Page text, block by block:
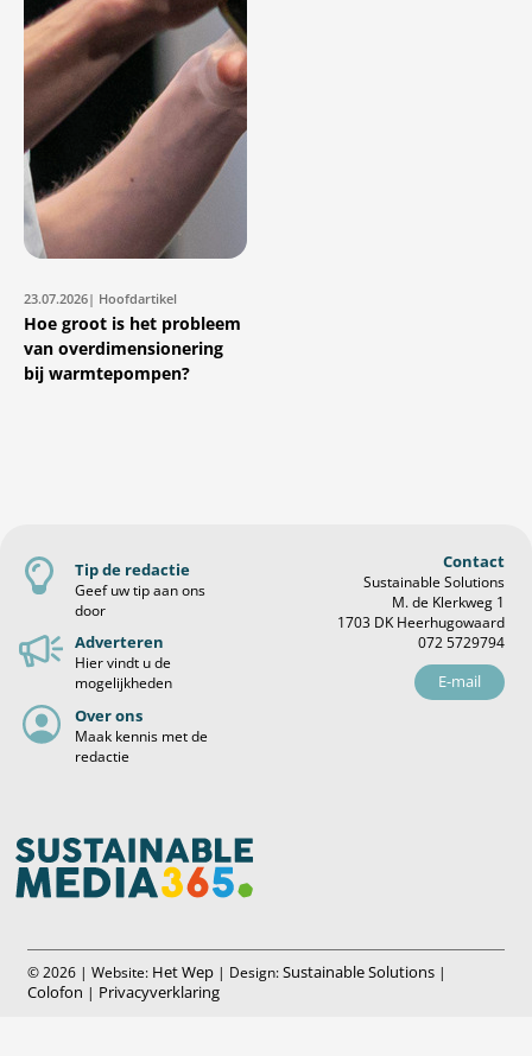
23.07.2026| Hoofdartikel
Hoe groot is het probleem
van overdimensionering
bij warmtepompen?
Tip de redactie
Geef uw tip aan ons
door
Adverteren
Hier vindt u de
mogelijkheden
Over ons
Maak kennis met de
redactie
Contact
Sustainable Solutions
M. de Klerkweg 1
1703 DK Heerhugowaard
072 5729794
E-mail
© 2026 | Website: Het Wep | Design:Sustainable Solutions |
Colofon | Privacyverklaring